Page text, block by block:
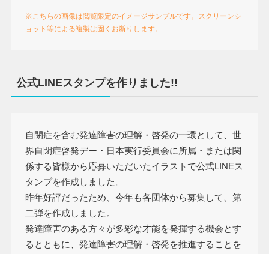
※こちらの画像は閲覧限定のイメージサンプルです。スクリーンシ
ョット等による複製は固くお断りします。
公式LINEスタンプを作りました!!
自閉症を含む発達障害の理解・啓発の一環として、世
界自閉症啓発デー・日本実行委員会に所属・または関
係する皆様から応募いただいたイラストで公式LINEス
タンプを作成しました。
昨年好評だったため、今年も各団体から募集して、第
二弾を作成しました。
発達障害のある方々が多彩な才能を発揮する機会とす
るとともに、発達障害の理解・啓発を推進することを